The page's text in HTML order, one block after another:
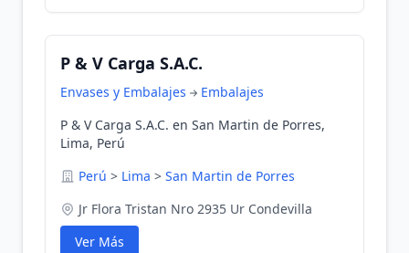
P & V Carga S.A.C.
Envases y Embalajes
Embalajes
P & V Carga S.A.C. en San Martin de Porres,
Lima, Perú
Perú > Lima > San Martin de Porres
Jr Flora Tristan Nro 2935 Ur Condevilla
Ver Más